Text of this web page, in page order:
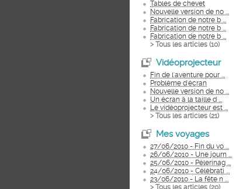
Tables de chevet
Nouvelle version de no ...
Fabrication de notre b ...
Fabrication de notre b ...
Fabrication de notre b ...
> Tous les articles (10)
Vidéoprojecteur
Fin de l'aventure pour ...
Problème d'écran
Nouvelle version de no ...
Un écran à la taille d ...
Le vidéoprojecteur est ...
> Tous les articles (21)
Mes voyages
27/06/2010 - Fin du vo ...
26/06/2010 - Une journ ...
25/06/2010 - Pèlerinag ...
24/06/2010 - Célébrati ...
23/06/2010 - La fête n ...
> Tous les articles (20)